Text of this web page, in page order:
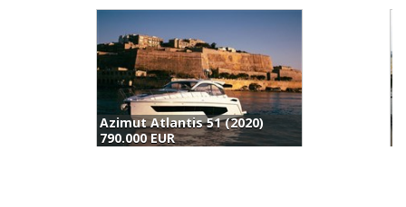
(820.000 €) 750.000 EUR